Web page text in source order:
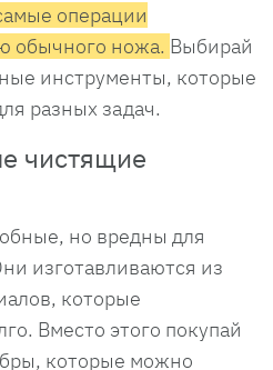
операции
обычного ножа. Выбирай
инструменты, которые
разных задач.
чистящие
но вредны для
изготавливаются из
которые
Вместо этого покупай
которые можно